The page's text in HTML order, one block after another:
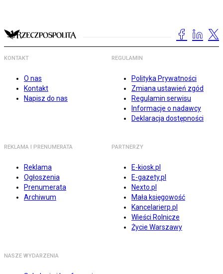
KONTAKT
O nas
Kontakt
Napisz do nas
REGULAMIN
Polityka Prywatności
Zmiana ustawień zgód
Regulamin serwisu
Informacje o nadawcy
Deklaracja dostępności
REKLAMA I PRENUMERATA
Reklama
Ogłoszenia
Prenumerata
Archiwum
PARTNERZY
E-kiosk.pl
E-gazety.pl
Nexto.pl
Mała księgowość
Kancelarierp.pl
Wieści Rolnicze
Życie Warszawy
NASZE WYDARZENIA